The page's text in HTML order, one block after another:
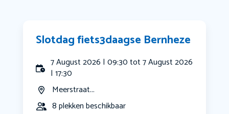
Slotdag fiets3daagse Bernheze
7 August 2026 | 09:30 tot 7 August 2026
| 17:30
Meerstraat...
8 plekken beschikbaar